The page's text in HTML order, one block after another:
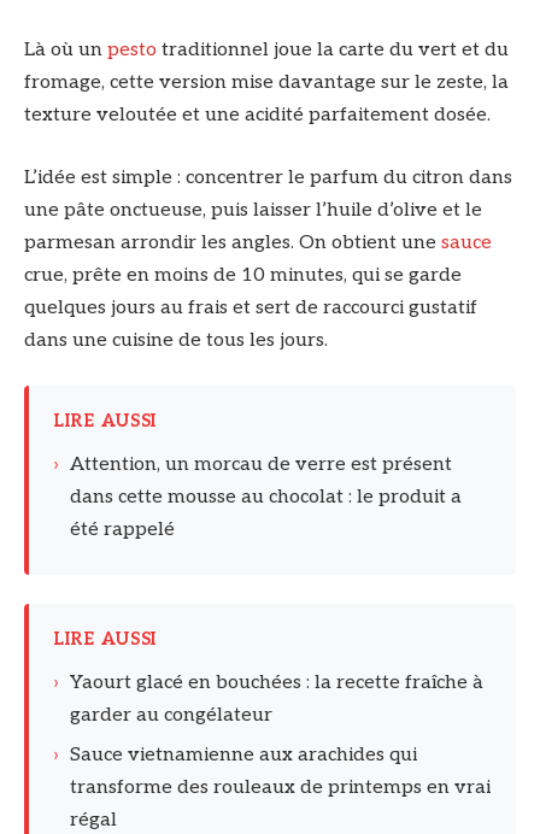
Là où un pesto traditionnel joue la carte du vert et du
fromage, cette version mise davantage sur le zeste, la
texture veloutée et une acidité parfaitement dosée.
L’idée est simple : concentrer le parfum du citron dans
une pâte onctueuse, puis laisser l’huile d’olive et le
parmesan arrondir les angles. On obtient une sauce
crue, prête en moins de 10 minutes, qui se garde
quelques jours au frais et sert de raccourci gustatif
dans une cuisine de tous les jours.
LIRE AUSSI
› Attention, un morcau de verre est présent
dans cette mousse au chocolat : le produit a
été rappelé
LIRE AUSSI
› Yaourt glacé en bouchées : la recette fraîche à
garder au congélateur
› Sauce vietnamienne aux arachides qui
transforme des rouleaux de printemps en vrai
régal